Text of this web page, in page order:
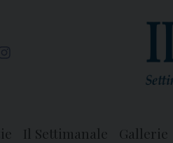
Il Settimanale Gallerie